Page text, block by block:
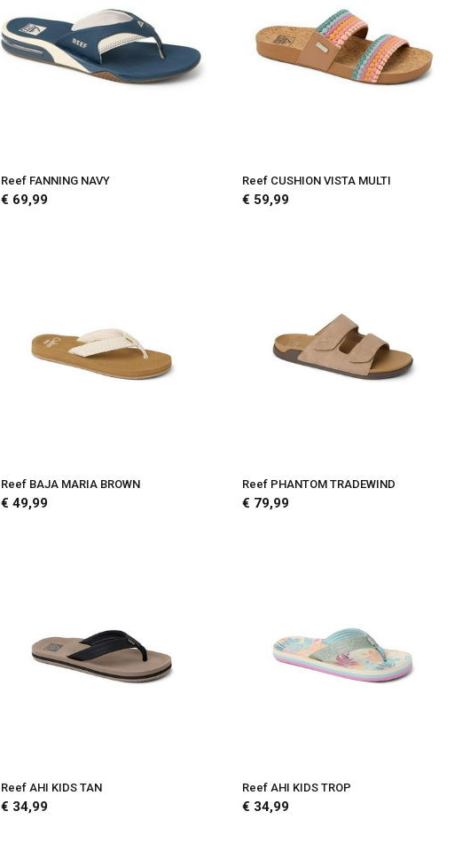
Reef FANNING NAVY
€ 69,99
Reef CUSHION VISTA MULTI
€ 59,99
Reef BAJA MARIA BROWN
€ 49,99
Reef PHANTOM TRADEWIND
€ 79,99
Reef AHI KIDS TAN
€ 34,99
Reef AHI KIDS TROP
€ 34,99